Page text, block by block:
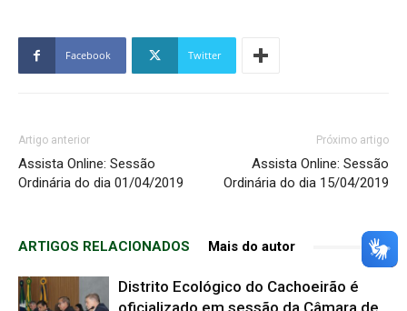
Facebook Twitter
Artigo anterior
Assista Online: Sessão
Ordinária do dia 01/04/2019
Próximo artigo
Assista Online: Sessão
Ordinária do dia 15/04/2019
ARTIGOS RELACIONADOS Mais do autor
Distrito Ecológico do Cachoeirão é